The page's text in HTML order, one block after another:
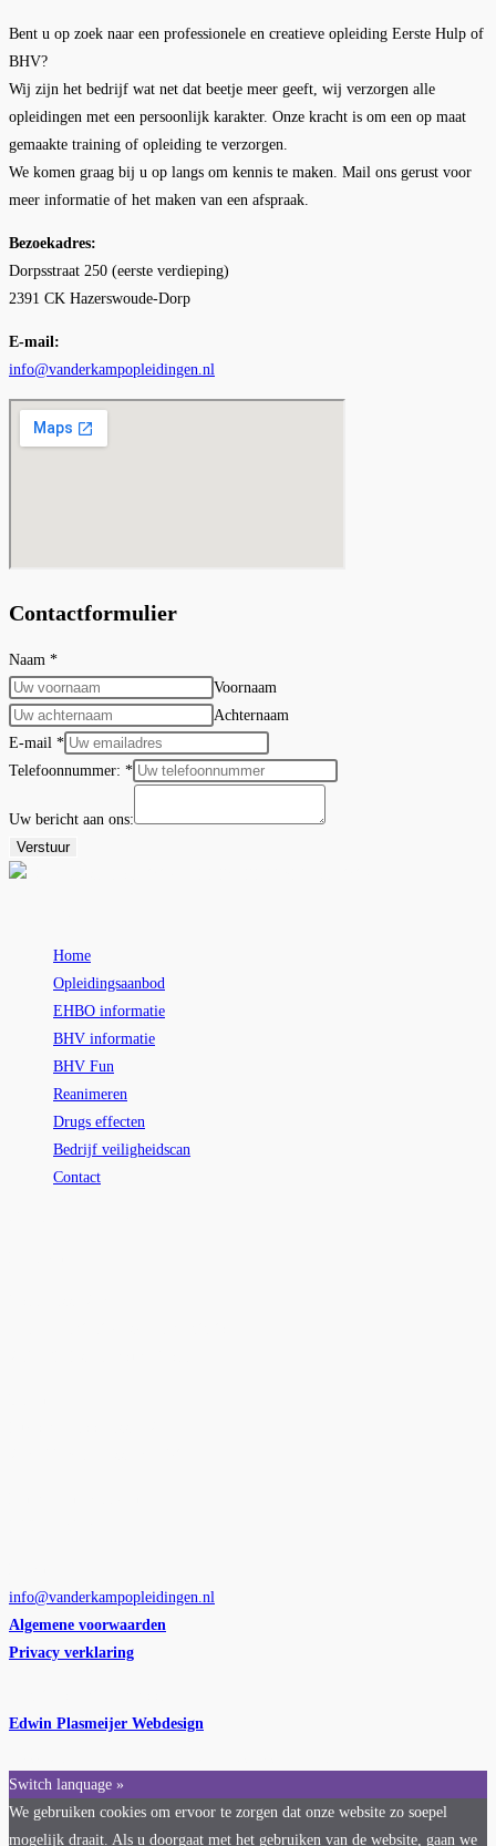
Bent u op zoek naar een professionele en creatieve opleiding Eerste Hulp of
BHV?
Wij zijn het bedrijf wat net dat beetje meer geeft, wij verzorgen alle
opleidingen met een persoonlijk karakter. Onze kracht is om een op maat
gemaakte training of opleiding te verzorgen.
We komen graag bij u op langs om kennis te maken. Mail ons gerust voor
meer informatie of het maken van een afspraak.
Bezoekadres:
Dorpsstraat 250 (eerste verdieping)
2391 CK Hazerswoude-Dorp
E-mail:
info@vanderkampopleidingen.nl
Contactformulier
Naam *
Voornaam
Achternaam
E-mail *
Telefoonnummer: *
Uw bericht aan ons:
Verstuur
Home
Opleidingsaanbod
EHBO informatie
BHV informatie
BHV Fun
Reanimeren
Drugs effecten
Bedrijf veiligheidscan
Contact
info@vanderkampopleidingen.nl
Algemene voorwaarden
Privacy verklaring
Edwin Plasmeijer Webdesign
Switch lanquage »
We gebruiken cookies om ervoor te zorgen dat onze website zo soepel
mogelijk draait. Als u doorgaat met het gebruiken van de website, gaan we